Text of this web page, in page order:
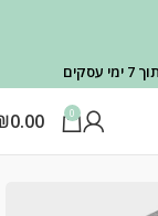
0
0.00